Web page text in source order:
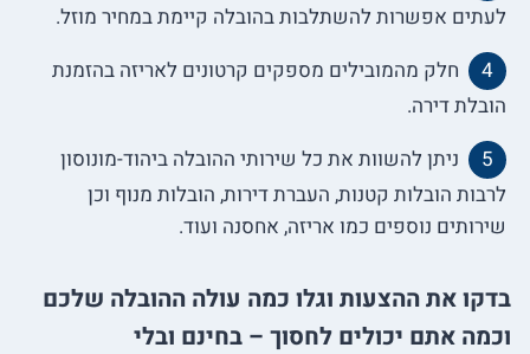
לעתים אפשרות להשתלבות בהובלה קיימת במחיר מוזל.
חלק מהמובילים מספקים קרטונים לאריזה בהזמנת
הובלת דירה.
ניתן להשוות את כל שירותי ההובלה ביהוד-מונוסון
לרבות הובלות קטנות, העברת דירות, הובלות מנוף וכן
שירותים נוספים כמו אריזה, אחסנה ועוד.
בדקו את ההצעות וגלו כמה עולה ההובלה שלכם
וכמה אתם יכולים לחסוך – בחינם ובלי